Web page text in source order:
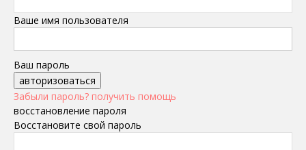
Ваше имя пользователя
Ваш пароль
Забыли пароль? получить помощь
восстановление пароля
Восстановите свой пароль